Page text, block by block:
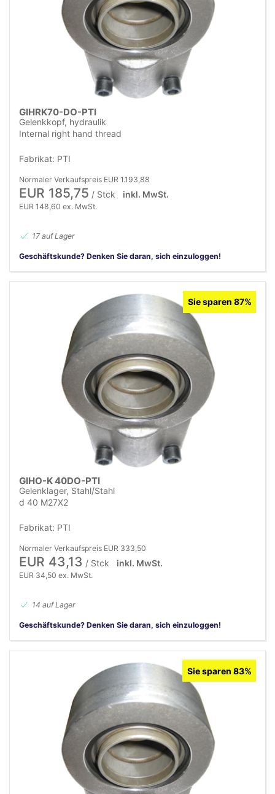
GIHRK70-DO-PTI
Gelenkkopf, hydraulik
Internal right hand thread
Fabrikat: PTI
Normaler Verkaufspreis EUR 1.193,88
EUR 185,75 / Stck inkl. MwSt.
EUR 148,60 ex. MwSt.
17 auf Lager
Geschäftskunde? Denken Sie daran, sich einzuloggen!
Sie sparen 87%
GIHO-K 40DO-PTI
Gelenklager, Stahl/Stahl
d 40 M27X2
Fabrikat: PTI
Normaler Verkaufspreis EUR 333,50
EUR 43,13 / Stck inkl. MwSt.
EUR 34,50 ex. MwSt.
14 auf Lager
Geschäftskunde? Denken Sie daran, sich einzuloggen!
Sie sparen 83%